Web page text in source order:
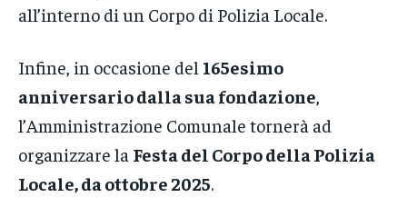
all’interno di un Corpo di Polizia Locale.
Infine, in occasione del 165esimo
anniversario dalla sua fondazione
l’Amministrazione Comunale tornerà ad
organizzare la Festa del Corpo della Polizia
Locale, da ottobre 2025.